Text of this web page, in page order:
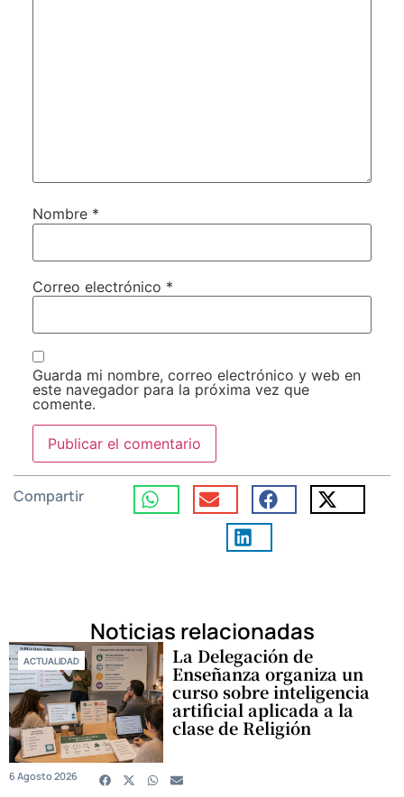
Nombre *
Correo electrónico *
Guarda mi nombre, correo electrónico y web en
este navegador para la próxima vez que
comente.
Compartir
Noticias relacionadas
ACTUALIDAD La Delegación de
Enseñanza organiza un
curso sobre inteligencia
artificial aplicada a la
clase de Religión
6 Agosto 2026